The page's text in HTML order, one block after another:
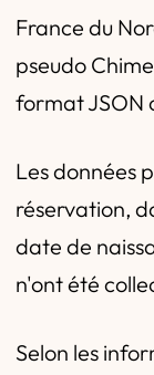
France du
pseudo
format JSON
Les données
réservation,
date de
n'ont été
Selon les